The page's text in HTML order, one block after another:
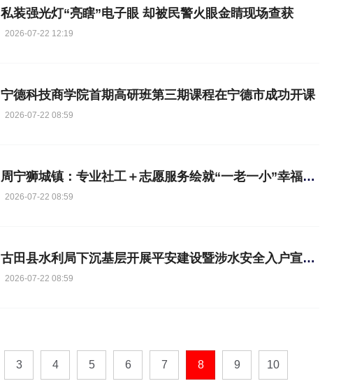
私装强光灯“亮瞎”电子眼 却被民警火眼金睛现场查获
2026-07-22 12:19
宁德科技商学院首期高研班第三期课程在宁德市成功开课
2026-07-22 08:59
周宁狮城镇：专业社工＋志愿服务绘就“一老一小”幸福底色
2026-07-22 08:59
古田县水利局下沉基层开展平安建设暨涉水安全入户宣传志愿服务
2026-07-22 08:59
3 4 5 6 7 8 9 10